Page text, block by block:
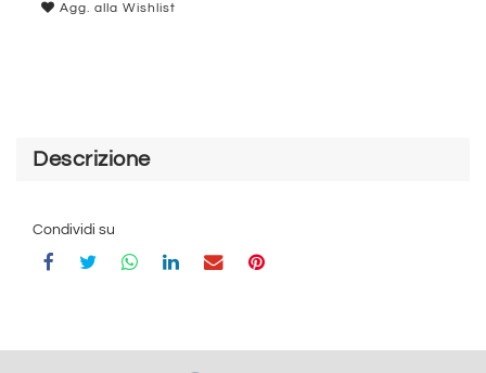
Agg. alla Wishlist
Descrizione
Condividi su